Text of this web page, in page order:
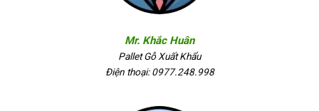
Mr. Khắc Huân
Pallet Gỗ Xuất Khẩu
Điện thoại: 0977.248.998